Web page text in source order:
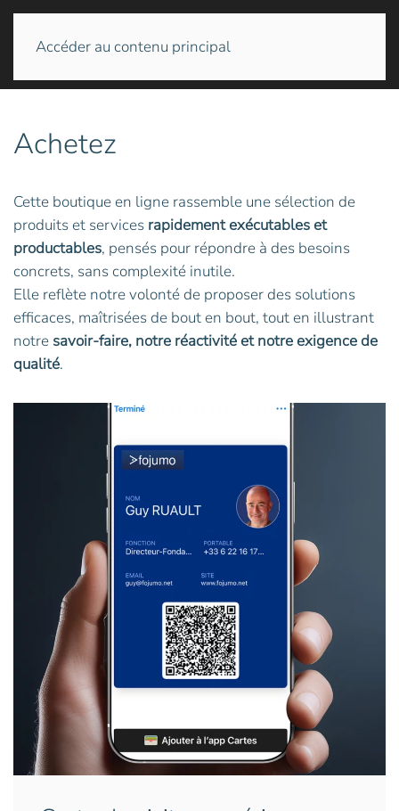
Accéder au contenu principal
Achetez
Cette boutique en ligne rassemble une sélection de
produits et services rapidement exécutables et
productables, pensés pour répondre à des besoins
concrets, sans complexité inutile.
Elle reflète notre volonté de proposer des solutions
efficaces, maîtrisées de bout en bout, tout en illustrant
notre savoir-faire, notre réactivité et notre exigence de
qualité.